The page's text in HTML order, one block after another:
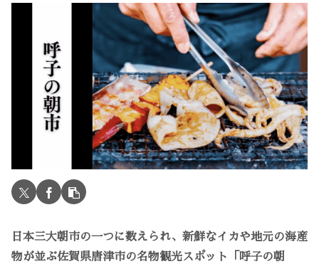
日本三大朝市の一つに数えられ、新鮮なイカや地元の海産
物が並ぶ佐賀県唐津市の名物観光スポット「呼子の朝